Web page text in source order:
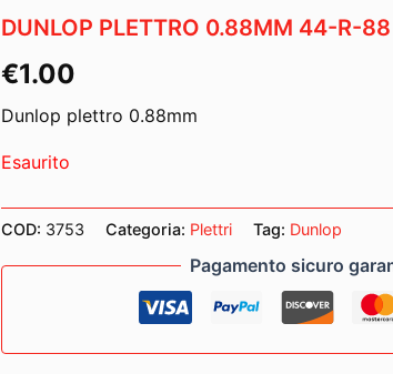
DUNLOP PLETTRO 0.88MM 44-R-88
€1.00
Dunlop plettro 0.88mm
Esaurito
COD: 3753 Categoria: Plettri Tag: Dunlop
Pagamento sicuro